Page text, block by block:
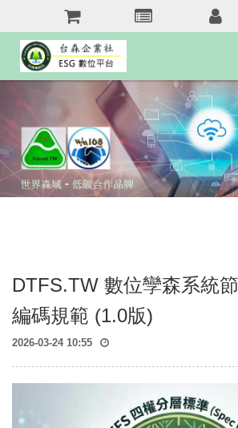
訊
息
Tai.Forest.tw
森
Service
森
森
友
站
Forest.tw/RSS
Course
DTFS.TW 數位孿森系統
編碼規範 (1.0版)
2026-03-24 10:55